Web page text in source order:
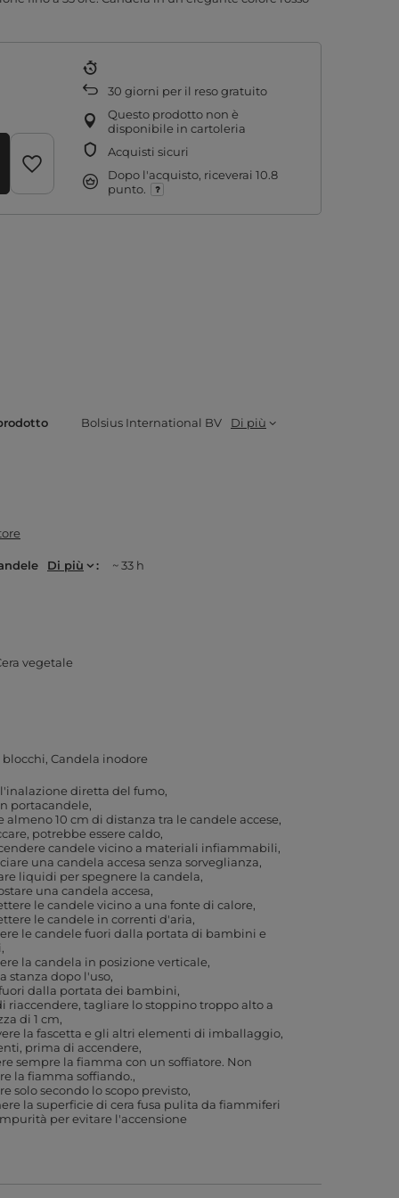
30 giorni per il reso gratuito
Questo prodotto non è
disponibile in cartoleria
Acquisti sicuri
Dopo l'acquisto, riceverai 10.8
punto.
Bolsius International BV Di più
Di più ~ 33 h
vegetale
blocchi Candela inodore
diretta del fumo
portacandele
almeno 10 cm di distanza tra le candele accese
potrebbe essere caldo
candele vicino a materiali infiammabili
una candela accesa senza sorveglianza
liquidi per spegnere la candela
una candela accesa
le candele vicino a una fonte di calore
le candele in correnti d'aria
le candele fuori dalla portata di bambini e
la candela in posizione verticale
stanza dopo l'uso
dalla portata dei bambini
riaccendere, tagliare lo stoppino troppo alto a
di 1 cm
la fascetta e gli altri elementi di imballaggio,
prima di accendere
sempre la fiamma con un soffiatore. Non
la fiamma soffiando.
solo secondo lo scopo previsto
la superficie di cera fusa pulita da fiammiferi
per evitare l'accensione